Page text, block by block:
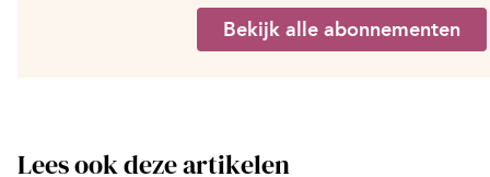
Bekijk alle abonnementen
Lees ook deze artikelen